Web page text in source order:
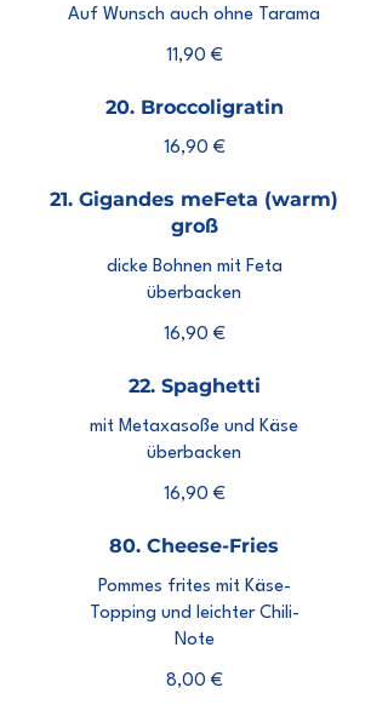
Auf Wunsch auch ohne Tarama
11,90 €
20. Broccoligratin
16,90 €
21. Gigandes meFeta (warm)
groß
dicke Bohnen mit Feta
überbacken
16,90 €
22. Spaghetti
mit Metaxasoße und Käse
überbacken
16,90 €
80. Cheese-Fries
Pommes frites mit Käse-
Topping und leichter Chili-
Note
8,00 €